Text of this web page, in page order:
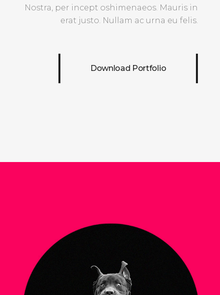
Nostra, per incept oshimenaeos. Mauris in
erat justo. Nullam ac urna eu felis.
Download Portfolio